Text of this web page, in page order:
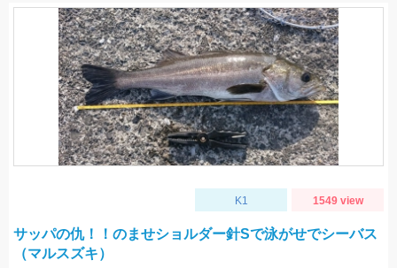
K1 1549 view
サッパの仇！！のませショルダー針Sで泳がせでシーバス
（マルスズキ）